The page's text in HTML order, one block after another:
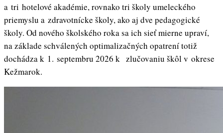
a tri hotelové akadémie, rovnako tri školy umeleckého
priemyslu a zdravotnícke školy, ako aj dve pedagogické
školy. Od nového školského roka sa ich sieť mierne upraví,
na základe schválených optimalizačných opatrení totiž
dochádza k 1. septembru 2026 k zlučovaniu škôl v okrese
Kežmarok.